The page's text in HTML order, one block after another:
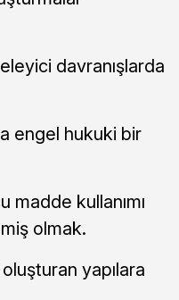
davranışlarda
engel hukuki bir
kullanımı
olmak.
yapılara